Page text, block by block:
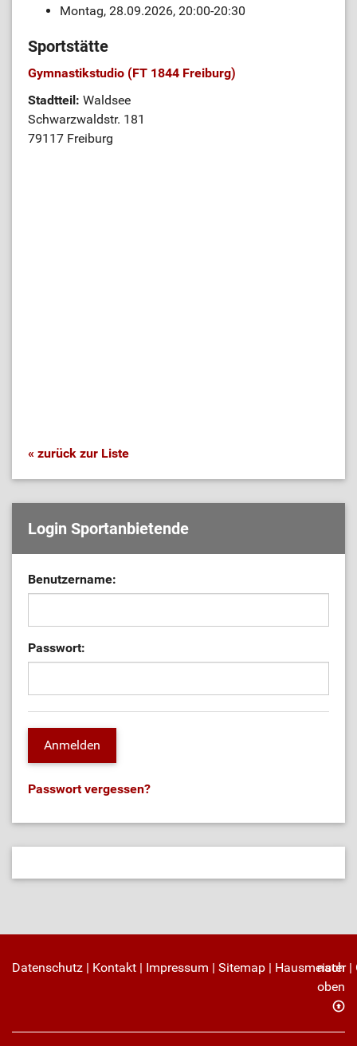
Montag, 28.09.2026, 20:00-20:30
Sportstätte
Gymnastikstudio (FT 1844 Freiburg)
Stadtteil: Waldsee
Schwarzwaldstr. 181
79117 Freiburg
« zurück zur Liste
Login Sportanbietende
Benutzername:
Passwort:
Passwort vergessen?
Datenschutz | Kontakt | Impressum | Sitemap | Hausmeister|
nach
oben